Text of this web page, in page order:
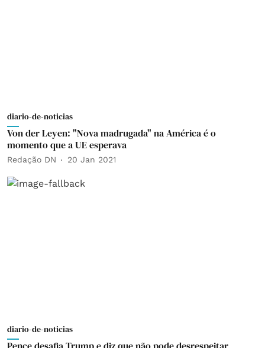
diario-de-noticias
Von der Leyen: "Nova madrugada" na América é o
momento que a UE esperava
Redação DN 20 Jan 2021
diario-de-noticias